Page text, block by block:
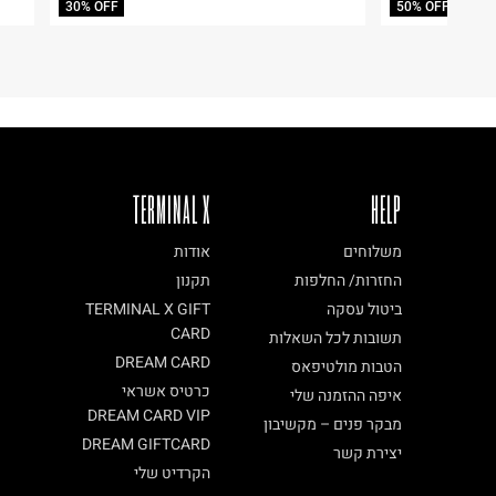
30% OFF 50% OFF
TERMINAL X
אודות
תקנון
TERMINAL X GIFT
CARD
DREAM CARD
כרטיס אשראי
DREAM CARD VIP
DREAM GIFTCARD
הקרדיט שלי
HELP
משלוחים
החזרות/ החלפות
ביטול עסקה
תשובות לכל השאלות
הטבות מולטיפאס
איפה ההזמנה שלי
מבקר פנים – מקשיבון
יצירת קשר